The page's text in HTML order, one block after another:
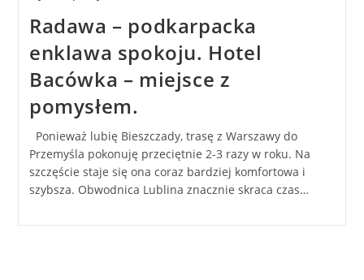
Radawa – podkarpacka
enklawa spokoju. Hotel
Bacówka – miejsce z
pomysłem.
Ponieważ lubię Bieszczady, trasę z Warszawy do
Przemyśla pokonuję przeciętnie 2-3 razy w roku. Na
szczęście staje się ona coraz bardziej komfortowa i
szybsza. Obwodnica Lublina znacznie skraca czas…